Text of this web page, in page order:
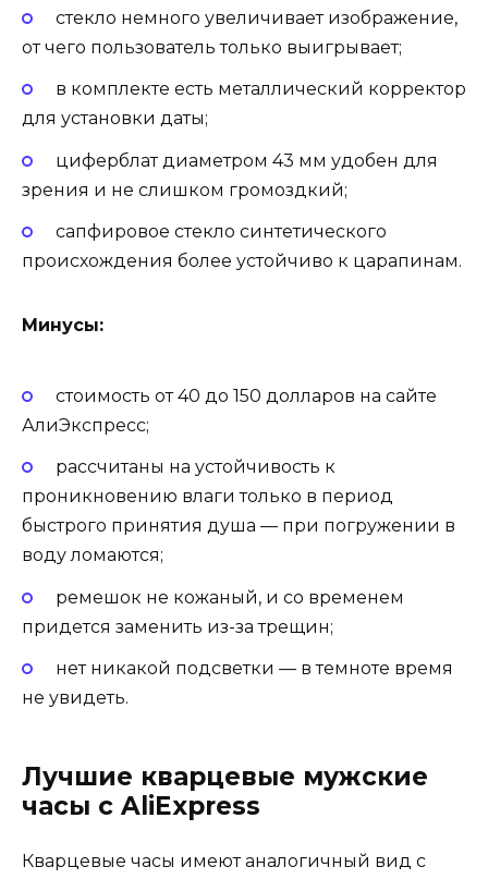
стекло немного увеличивает изображение,
от чего пользователь только выигрывает;
в комплекте есть металлический корректор
для установки даты;
циферблат диаметром 43 мм удобен для
зрения и не слишком громоздкий;
сапфировое стекло синтетического
происхождения более устойчиво к царапинам.
Минусы:
стоимость от 40 до 150 долларов на сайте
АлиЭкспресс;
рассчитаны на устойчивость к
проникновению влаги только в период
быстрого принятия душа — при погружении в
воду ломаются;
ремешок не кожаный, и со временем
придется заменить из-за трещин;
нет никакой подсветки — в темноте время
не увидеть.
Лучшие кварцевые мужские
часы с AliExpress
Кварцевые часы имеют аналогичный вид с